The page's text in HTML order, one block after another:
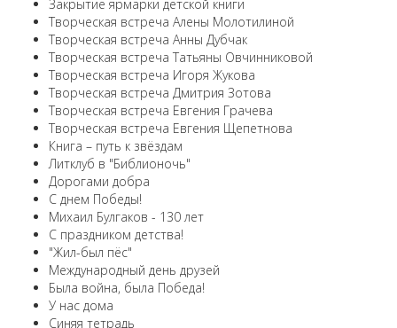
Закрытие ярмарки детской книги
Творческая встреча Алены Молотилиной
Творческая встреча Анны Дубчак
Творческая встреча Татьяны Овчинниковой
Творческая встреча Игоря Жукова
Творческая встреча Дмитрия Зотова
Творческая встреча Евгения Грачева
Творческая встреча Евгения Щепетнова
Книга – путь к звёздам
Литклуб в "Библионочь"
Дорогами добра
С днем Победы!
Михаил Булгаков - 130 лет
С праздником детства!
"Жил-был пёс"
Международный день друзей
Была война, была Победа!
У нас дома
Синяя тетрадь